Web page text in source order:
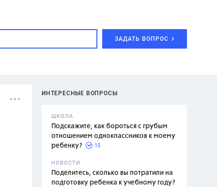
ЗАДАТЬ ВОПРОС
ИНТЕРЕСНЫЕ ВОПРОСЫ
ШКОЛА
Подскажите, как бороться с грубым
отношением одноклассников к моему
ребенку?
15
НОВОСТИ
Поделитесь, сколько вы потратили на
подготовку ребенка к учебному году?